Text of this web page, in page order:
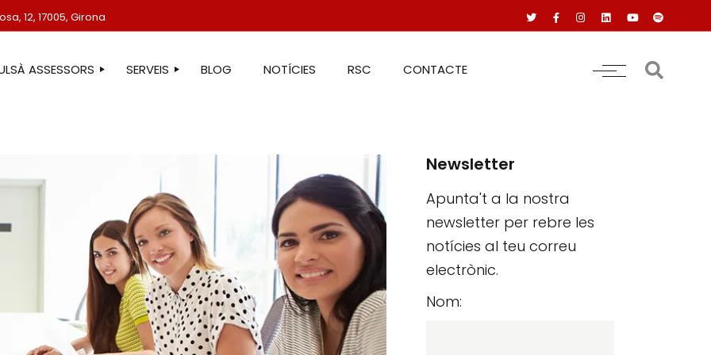
12, 17005, Girona
ASSESSORS SERVEIS
ASSESSORIA COMPTABLE
ASSESSORIA JURÍDICA
ASSESSORIA ADMINISTRATIVA
ASSESSORIA DE COMUNICACIÓ
ASSESSORIA EN ESTRANGERIA
PROTECCIÓ DE DADES
SERVEIS IMMOBILIARIS
BLOG NOTÍCIES RSC CONTACTE
Newsletter
Apunta't a la nostra
newsletter per rebre les
notícies al teu correu
electrònic.
Nom: